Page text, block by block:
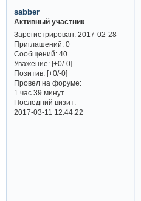
sabber
Активный участник
Зарегистрирован: 2017-02-28
Приглашений:0
Сообщений:40
Уважение: [+0/-0]
Позитив: [+0/-0]
Провел на форуме:
1 час 39 минут
Последний визит:
2017-03-11 12:44:22